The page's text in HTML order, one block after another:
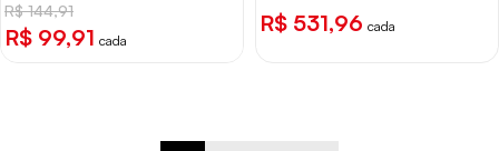
R$ 144,91
R$ 99,91 cada
R$ 531,96 cada